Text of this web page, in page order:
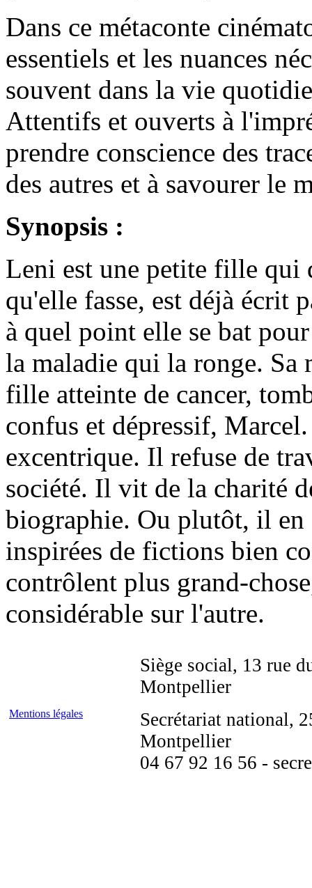
Dans ce métaconte
essentiels et les nuances
souvent dans la vie
Attentifs et ouverts à
prendre conscience des
des autres et à savourer le
Synopsis :
Leni est une petite fille qui
qu'elle fasse, est déjà écrit
à quel point elle se bat
la maladie qui la ronge. Sa
fille atteinte de cancer,
confus et dépressif,
excentrique. Il refuse de
société. Il vit de la charité
biographie. Ou plutôt, il en
inspirées de fictions bien
contrôlent plus grand-
considérable sur l'autre.
Mentions légales
Siège social, 13 rue
Montpellier
Secrétariat national,
Montpellier
04 67 92 16 56 -